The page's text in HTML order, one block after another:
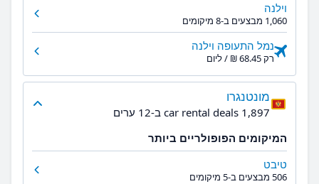
וילנה
1,060 מבצעים ב-8 מיקומים
נמל התעופה וילנה
רק ‏68.45 ‏₪ / ליום
מונטנגרו
1,897 car rental deals ב-12 ערים
המיקומים הפופולריים ביותר
טיבט
506 מבצעים ב-5 מיקומים